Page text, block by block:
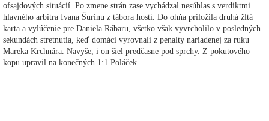
ofsajdových situácií. Po zmene strán zase vychádzal nesúhlas s verdiktmi
hlavného arbitra Ivana Šurinu z tábora hostí. Do ohňa priložila druhá žltá
karta a vylúčenie pre Daniela Rábaru, všetko však vyvrcholilo v posledných
sekundách stretnutia, keď domáci vyrovnali z penalty nariadenej za ruku
Mareka Krchnára. Navyše, i on šiel predčasne pod sprchy. Z pokutového
kopu upravil na konečných 1:1 Poláček.